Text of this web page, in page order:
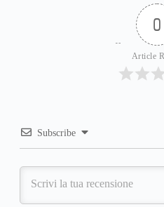
0
Article
Subscribe